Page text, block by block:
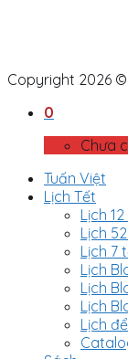
Copyright 2026 ©
0
Chưa
Tuấn Việt
Lịch Tết
Lịch
Lịch
Lịch 7
Lịch
Lịch
Lịch
Lịch